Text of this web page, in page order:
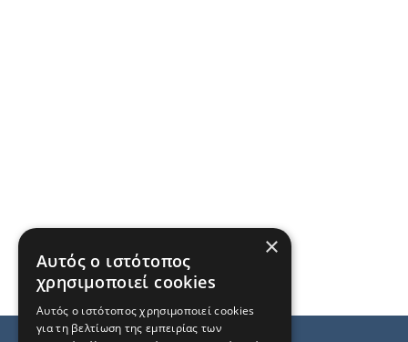
×
Αυτός ο ιστότοπος
χρησιμοποιεί cookies
Αυτός ο ιστότοπος χρησιμοποιεί cookies
για τη βελτίωση της εμπειρίας των